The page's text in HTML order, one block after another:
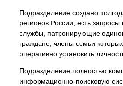
Подразделение создано
регионов России, есть
службы, патронирующие
граждане, члены семьи
оперативно установить
Подразделение полностью
информационно-поисковую